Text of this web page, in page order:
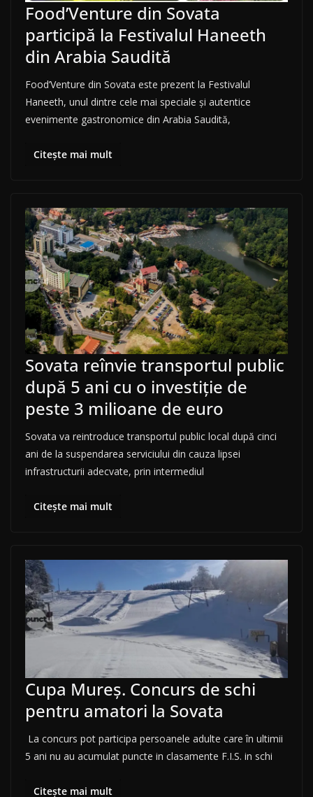
Food’Venture din Sovata
participă la Festivalul Haneeth
din Arabia Saudită
Food’Venture din Sovata este prezent la Festivalul
Haneeth, unul dintre cele mai speciale și autentice
evenimente gastronomice din Arabia Saudită,
Citește mai mult
Sovata reînvie transportul public
după 5 ani cu o investiție de
peste 3 milioane de euro
Sovata va reintroduce transportul public local după cinci
ani de la suspendarea serviciului din cauza lipsei
infrastructurii adecvate, prin intermediul
Citește mai mult
Cupa Mureș. Concurs de schi
pentru amatori la Sovata
La concurs pot participa persoanele adulte care în ultimii
5 ani nu au acumulat puncte in clasamente F.I.S. in schi
Citește mai mult